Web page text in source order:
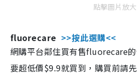
點擊圖片放大
fluorecare >>按此選購<<
網購平台鄰住買有售fluorecare
要超低價$9.9就買到，購買前請